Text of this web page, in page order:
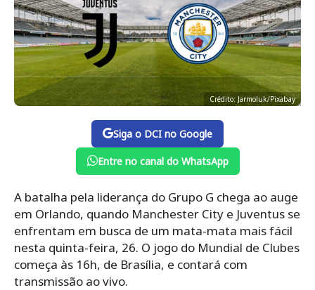
Crédito: Jarmoluk/Pixabay
Siga o DCI no Google
Entre no canal do WhatsApp
A batalha pela liderança do Grupo G chega ao auge
em Orlando, quando Manchester City e Juventus se
enfrentam em busca de um mata-mata mais fácil
nesta quinta-feira, 26. O jogo do Mundial de Clubes
começa às 16h, de Brasília, e contará com
transmissão ao vivo.